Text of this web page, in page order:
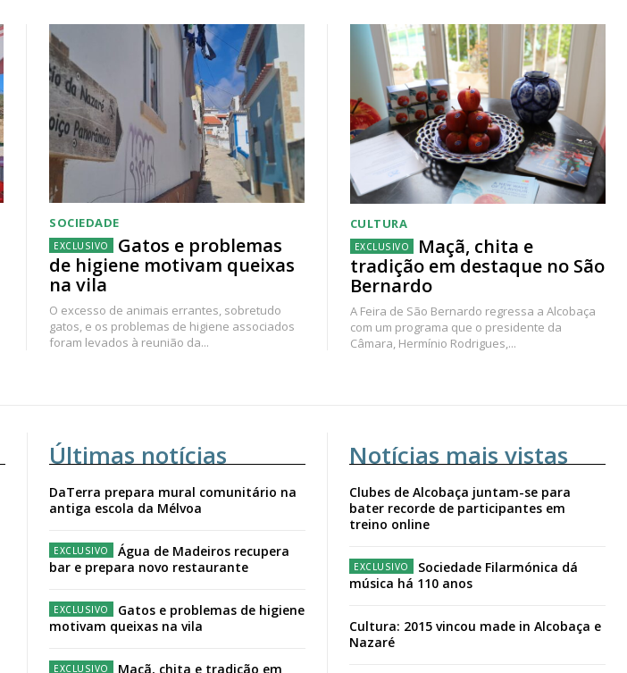
SOCIEDADE
Gatos e problemas
de higiene motivam queixas
na vila
O excesso de animais errantes, sobretudo
gatos, e os problemas de higiene associados
foram levados à reunião da...
CULTURA
Maçã, chita e
tradição em destaque no São
Bernardo
A Feira de São Bernardo regressa a Alcobaça
com um programa que o presidente da
Câmara, Hermínio Rodrigues,...
Últimas notícias
DaTerra prepara mural comunitário na
antiga escola da Mélvoa
Água de Madeiros recupera
bar e prepara novo restaurante
Gatos e problemas de higiene
motivam queixas na vila
Maçã, chita e tradição em
Notícias mais vistas
Clubes de Alcobaça juntam-se para
bater recorde de participantes em
treino online
Sociedade Filarmónica dá
música há 110 anos
Cultura: 2015 vincou made in Alcobaça e
Nazaré